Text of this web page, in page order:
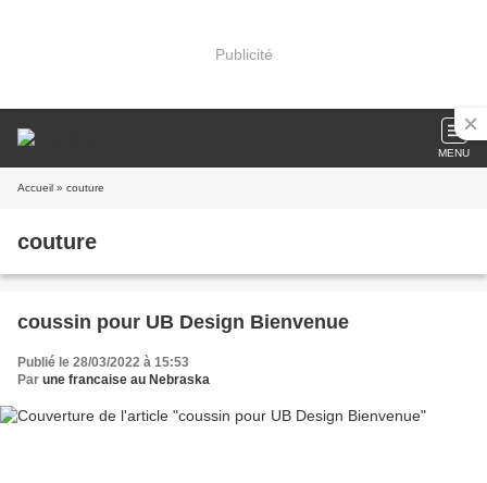
Publicité
MENU
Accueil » couture
couture
coussin pour UB Design Bienvenue
Publié le 28/03/2022 à 15:53
Par une francaise au Nebraska